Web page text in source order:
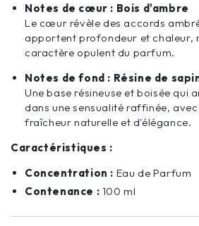
Notes de cœur : Bois d'ambre
Le cœur révèle des accords
apportent profondeur et chaleur,
caractère opulent du parfum.
Notes de fond : Résine de
Une base résineuse et boisée qui
dans une sensualité raffinée,
fraîcheur naturelle et d'élégance.
Caractéristiques :
Concentration : Eau de Parfum
Contenance : 100 ml